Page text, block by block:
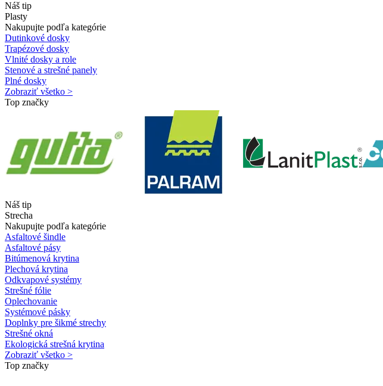
Náš tip
Plasty
Nakupujte podľa kategórie
Dutinkové dosky
Trapézové dosky
Vlnité dosky a role
Stenové a strešné panely
Plné dosky
Zobraziť všetko >
Top značky
Náš tip
Strecha
Nakupujte podľa kategórie
Asfaltové šindle
Asfaltové pásy
Bitúmenová krytina
Plechová krytina
Odkvapové systémy
Strešné fólie
Oplechovanie
Systémové pásky
Doplnky pre šikmé strechy
Strešné okná
Ekologická strešná krytina
Zobraziť všetko >
Top značky